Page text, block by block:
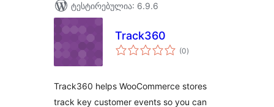
ტესტირებულია: 6.9.6
Track360
(0საერთო
რეიტინგი
)
Track360 helps WooCommerce stores
track key customer events so you can